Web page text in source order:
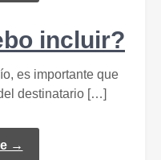
incluir?
es importante que
destinatario […]
→